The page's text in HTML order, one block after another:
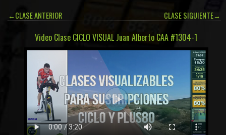
←CLASE ANTERIOR CLASE SIGUIENTE→
Video Clase CICLO VISUAL Juan Alberto CAA #1304-1